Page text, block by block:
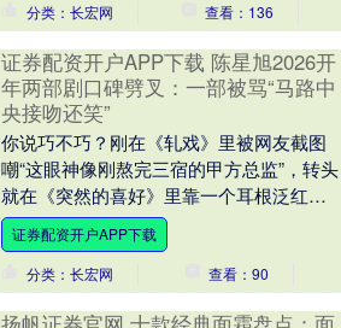
分类：长宏网
查看：136
证券配资开户APP下载 陈星旭2026开
年两部剧口碑劈叉：一部被骂“马路中
央接吻还笑”
你说巧不巧？刚在《轧戏》里被网友截图
嘲“这眼神像刚熬完三宿的甲方总监”，转头
就在《突然的喜好》里靠一个耳根泛红的
后退半步上了热搜。陈星旭今年年初那两
部剧，简直像....
证券配资开户APP下载
分类：长宏网
查看：90